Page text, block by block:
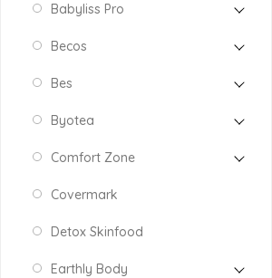
Babyliss Pro
Becos
Bes
Byotea
Comfort Zone
Covermark
Detox Skinfood
Earthly Body